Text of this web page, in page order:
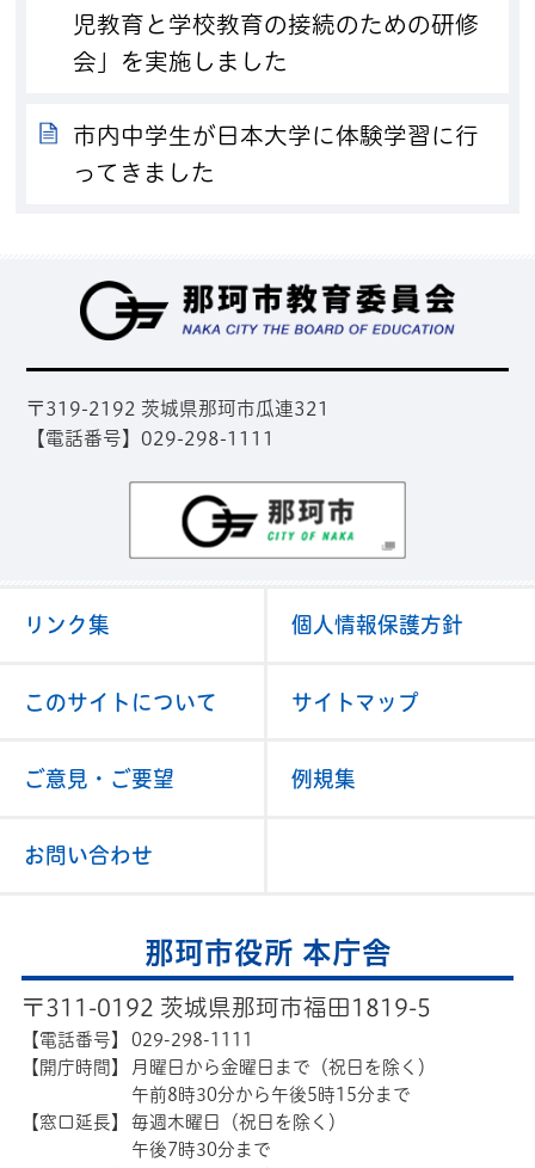
児教育と学校教育の接続のための研修
会」を実施しました
市内中学生が日本大学に体験学習に行
ってきました
〒319-2192 茨城県那珂市瓜連321
【電話番号】029-298-1111
リンク集 個人情報保護方針
このサイトについて サイトマップ
ご意見・ご要望 例規集
お問い合わせ
那珂市役所 本庁舎
〒311-0192 茨城県那珂市福田1819-5
【電話番号】
029-298-1111
【開庁時間】
月曜日から金曜日まで（祝日を除く）
午前8時30分から午後5時15分まで
【窓口延長】
毎週木曜日（祝日を除く）
午後7時30分まで